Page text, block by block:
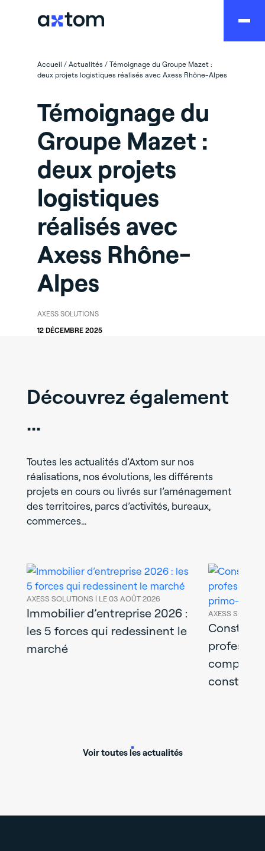
Accueil / Actualités / Témoignage du Groupe Mazet :
deux projets logistiques réalisés avec Axess Rhône-Alpes
Témoignage du
Groupe Mazet :
deux projets
logistiques
réalisés avec
Axess Rhône-
Alpes
AXESS SOLUTIONS
12 DÉCEMBRE 2025
Découvrez également
...
Toutes les actualités d’Axtom sur nos
réalisations, nos évolutions, les différents
projets en cours ou livrés sur l’aménagement
des territoires, parcs d’activités, bureaux,
commerces…
AXESS SOLUTIONS | LE 03 AOÛT 2026
Immobilier d’entreprise 2026 :
les 5 forces qui redessinent le
marché
AXESS
complet
Voir toutes les actualités